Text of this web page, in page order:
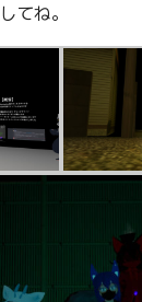
てね。